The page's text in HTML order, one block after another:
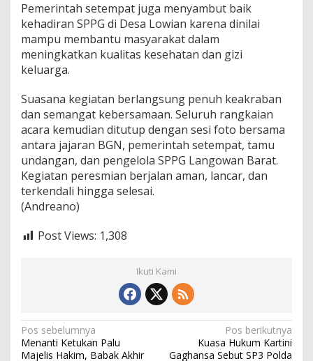
Pemerintah setempat juga menyambut baik
kehadiran SPPG di Desa Lowian karena dinilai
mampu membantu masyarakat dalam
meningkatkan kualitas kesehatan dan gizi
keluarga.
Suasana kegiatan berlangsung penuh keakraban
dan semangat kebersamaan. Seluruh rangkaian
acara kemudian ditutup dengan sesi foto bersama
antara jajaran BGN, pemerintah setempat, tamu
undangan, dan pengelola SPPG Langowan Barat.
Kegiatan peresmian berjalan aman, lancar, dan
terkendali hingga selesai.
(Andreano)
Post Views: 1,308
Ikuti Kami
N
a
Pos sebelumnya
Menanti Ketukan Palu
Majelis Hakim, Babak Akhir
Pos berikutnya
Kuasa Hukum Kartini
Gaghansa Sebut SP3 Polda